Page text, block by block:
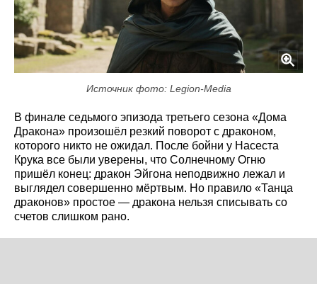
Источник фото: Legion-Media
В финале седьмого эпизода третьего сезона «Дома
Дракона» произошёл резкий поворот с драконом,
которого никто не ожидал. После бойни у Насеста
Крука все были уверены, что Солнечному Огню
пришёл конец: дракон Эйгона неподвижно лежал и
выглядел совершенно мёртвым. Но правило «Танца
драконов» простое — дракона нельзя списывать со
счетов слишком рано.